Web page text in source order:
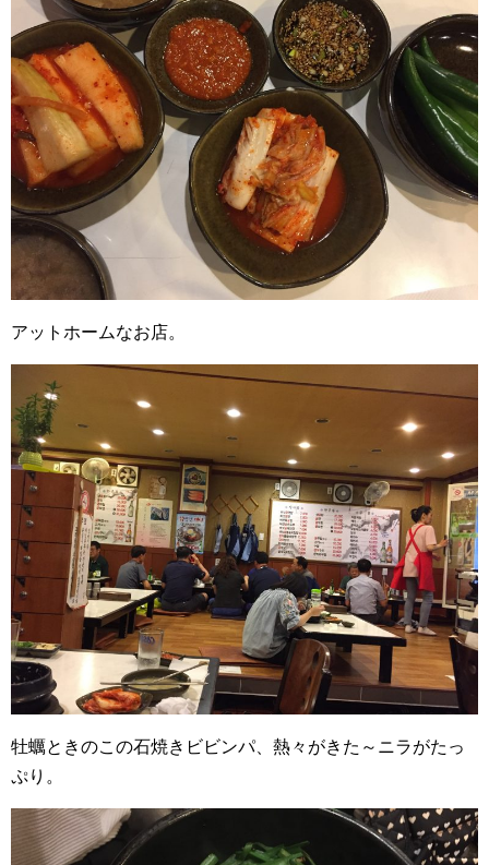
アットホームなお店。
牡蠣ときのこの石焼きビビンパ、熱々がきた～ニラがたっ
ぷり。